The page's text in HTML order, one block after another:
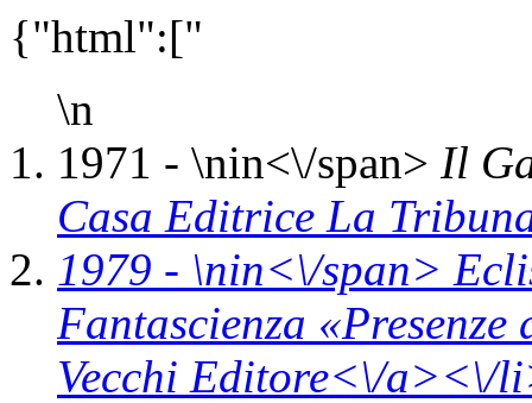
{"html":["
\n
1971 - \nin<\/span> Il
Casa Editrice La
1979 - \nin<\/span>
Fantascienza
Vecchi Editore<\/a><\/